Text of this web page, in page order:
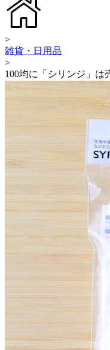
>
雑貨・日用品
>
100均に「シリンジ」は